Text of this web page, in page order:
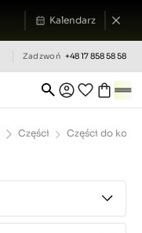
Kalendarz
Zadzwoń +48 17 858 58 58
Części Części do